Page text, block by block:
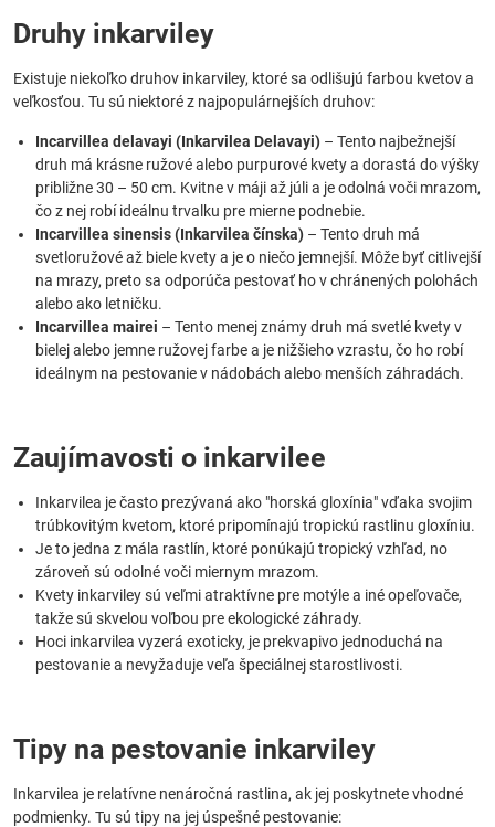
Druhy inkarviley
Existuje niekoľko druhov inkarviley, ktoré sa odlišujú farbou kvetov a
veľkosťou. Tu sú niektoré z najpopulárnejších druhov:
Incarvillea delavayi (Inkarvilea Delavayi) – Tento najbežnejší
druh má krásne ružové alebo purpurové kvety a dorastá do výšky
približne 30 – 50 cm. Kvitne v máji až júli a je odolná voči mrazom,
čo z nej robí ideálnu trvalku pre mierne podnebie.
Incarvillea sinensis (Inkarvilea čínska) – Tento druh má
svetloružové až biele kvety a je o niečo jemnejší. Môže byť citlivejší
na mrazy, preto sa odporúča pestovať ho v chránených polohách
alebo ako letničku.
Incarvillea mairei – Tento menej známy druh má svetlé kvety v
bielej alebo jemne ružovej farbe a je nižšieho vzrastu, čo ho robí
ideálnym na pestovanie v nádobách alebo menších záhradách.
Zaujímavosti o inkarvilee
Inkarvilea je často prezývaná ako "horská gloxínia" vďaka svojim
trúbkovitým kvetom, ktoré pripomínajú tropickú rastlinu gloxíniu.
Je to jedna z mála rastlín, ktoré ponúkajú tropický vzhľad, no
zároveň sú odolné voči miernym mrazom.
Kvety inkarviley sú veľmi atraktívne pre motýle a iné opeľovače,
takže sú skvelou voľbou pre ekologické záhrady.
Hoci inkarvilea vyzerá exoticky, je prekvapivo jednoduchá na
pestovanie a nevyžaduje veľa špeciálnej starostlivosti.
Tipy na pestovanie inkarviley
Inkarvilea je relatívne nenáročná rastlina, ak jej poskytnete vhodné
podmienky. Tu sú tipy na jej úspešné pestovanie: